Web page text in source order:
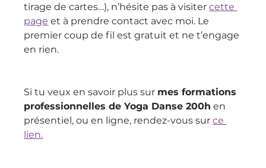
tirage de cartes…), n’hésite pas à visiter cette
page et à prendre contact avec moi. Le
premier coup de fil est gratuit et ne t’engage
en rien.
Si tu veux en savoir plus sur mes formations
professionnelles de Yoga Danse 200h en
présentiel, ou en ligne, rendez-vous sur ce
lien.